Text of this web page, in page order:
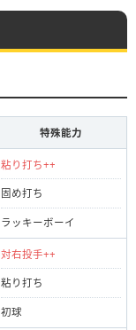
特殊能力
粘り打ち++
固め打ち
ラッキーボーイ
対右投手++
粘り打ち
初球